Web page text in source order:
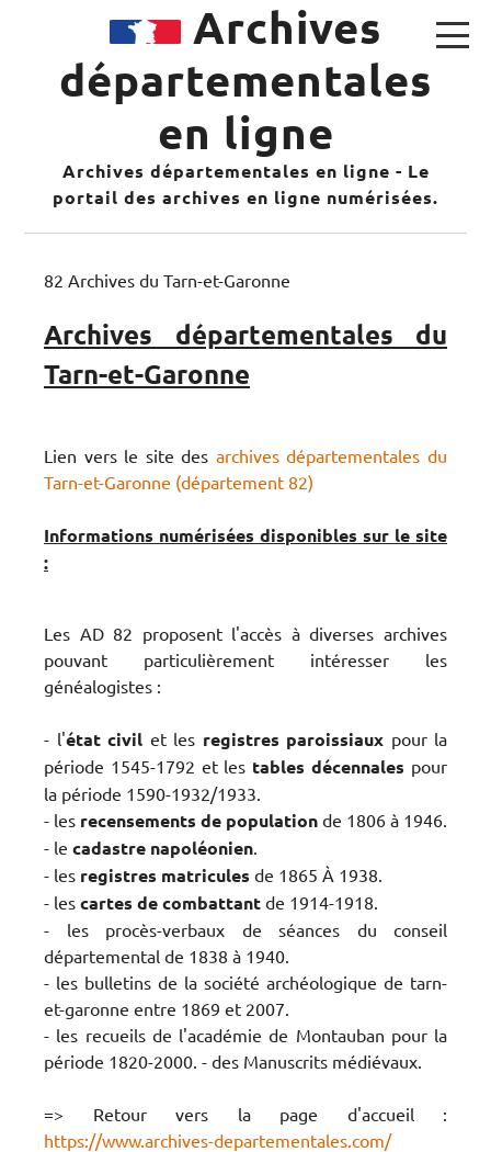
Archives
départementales
en ligne
Archives départementales en ligne - Le
portail des archives en ligne numérisées.
82 Archives du Tarn-et-Garonne
Archives départementales du
Tarn-et-Garonne
Lien vers le site des archives départementales du
Tarn-et-Garonne (département 82)
Informations numérisées disponibles sur le site
:
Les AD 82 proposent l'accès à diverses archives
pouvant particulièrement intéresser les
généalogistes :
- l'étatcivil et les registres paroissiaux pour la
période 1545-1792 et les tables décennales pour
la période 1590-1932/1933.
- les recensements de population de 1806 à 1946.
- le cadastre napoléonien
- les registres matricules de 1865 À 1938.
- les cartes de combattant de 1914-1918.
- les procès-verbaux de séances du conseil
départemental de 1838 à 1940.
- les bulletins de la société archéologique de tarn-
et-garonne entre 1869 et 2007.
- les recueils de l'académie de Montauban pour la
période 1820-2000. - des Manuscrits médiévaux.
=> Retour vers la page d'accueil :
https://www.archives-departementales.com/